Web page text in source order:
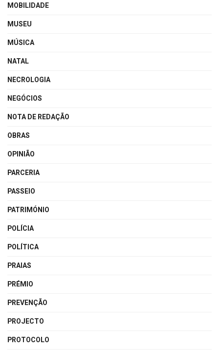
MOBILIDADE
MUSEU
MÚSICA
NATAL
NECROLOGIA
NEGÓCIOS
NOTA DE REDAÇÃO
OBRAS
OPINIÃO
PARCERIA
PASSEIO
PATRIMÓNIO
POLÍCIA
POLÍTICA
PRAIAS
PRÉMIO
PREVENÇÃO
PROJECTO
PROTOCOLO